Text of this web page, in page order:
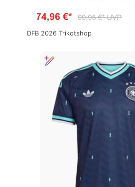
DFB 2026 Trikotshop